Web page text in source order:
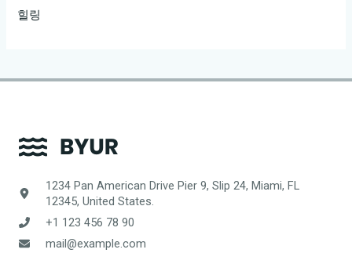
힐링
1234 Pan American Drive Pier 9, Slip 24, Miami, FL
12345, United States.
+1 123 456 78 90
mail@example.com